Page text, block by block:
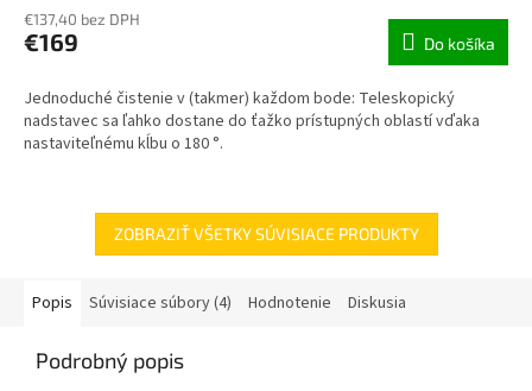
€137,40 bez DPH
€169 Do košíka
Jednoduché čistenie v (takmer) každom bode: Teleskopický
nadstavec sa ľahko dostane do ťažko prístupných oblastí vďaka
nastaviteľnému kĺbu o 180 °.
ZOBRAZIŤ VŠETKY SÚVISIACE PRODUKTY
Popis Súvisiace súbory (4) Hodnotenie Diskusia
Podrobný popis